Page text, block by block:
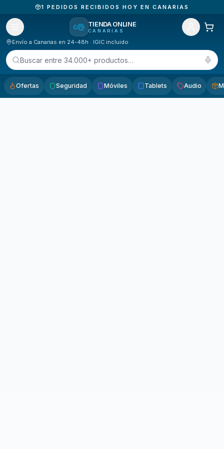
1 PEDIDOS RECIBIDOS HOY EN CANARIAS
TIENDA ONLINE
CANARIAS
Envío a Canarias en 24-48h · IGIC incluido
Buscar entre 34.000+ productos…
Ofertas Seguridad Móviles Tablets Audio